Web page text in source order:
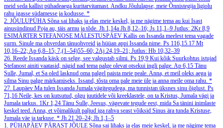
meid seda kallist pühadeaega kuritarvitamast. Andku Jõululapse, meie Õnnistegija ligiolu
rahu igasse südamesse ja kodusse. *
2. JÕULUPÜHASõna sai lihaks ja elas meie keskel, ja me nägime tema au kui Isast
ainusündinud Poja au, täis armu ja tõde. Jh 1,14a Jh 8,12–16; Js 11,1–9 Jutlus: 2Kr 8,9
ESIMÄRTER STEFANOSE MÄLESTUSPÄEV Kallis on Issanda meelest tema vagade
surm. Sinule ma ohverdan tänuohvreid ja hüüan appi Issanda nime. Ps 116,15.17 Mt
10,16–22; Ap 6,8–15; 7,(1–54)55–60; 2Aj 24,19–21; Jutlus: Hb 10,32–39
26. Reede Issanda käsk on selge, see valgustab silmi. Ps 19,9 Kui kõik Suurkohtus istujad
Stefanost ainiti vaatasid, nägid nad tema palge olevat otsekui ingli palge. Ap 6,15 Tänu
Sulle, Jumal, et Sa oled lasknud oma palgel paista meie peale. Anna, et meil oleks aega ja
silma Sinu palge märkamiseks. Issand, tõsta oma pale meie üle ja anna meile oma rahu. *
27. Laupäev Ma tulen Issanda Jumala vägitegudega, ma tunnistan üksnes sinu õiglust. Ps
71,16 Neile, kes on kutsutud, olgu juutidele või kreeklastele, on ta Kristus, Jumala vägi ja
Jumala tarkus. 1Kr 1,24 Tänu Sulle, Jeesus, vägevate tegude eest, mida Sa tänini inimlaste
keskel teed. Anna, et võimalikult paljud iga rahva seast võiksid Sinus ära tunda Kristuse,
Jumala väe ja tarkuse. * Jh 21,20–24; Jh 1,1–5
1. PÜHAPÄEV PÄRAST JÕULE Sõna sai lihaks ja elas meie keskel, ja me nägime tema